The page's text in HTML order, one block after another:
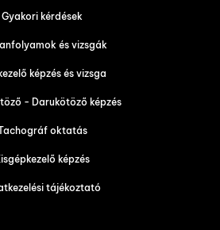
Gyakori kérdések
és vizsgák
képzés és vizsga
- Darukötöző képzés
oktatás
képzés
tájékoztató